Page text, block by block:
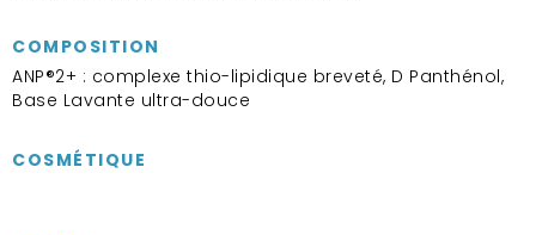
COMPOSITION
ANP®2+ : complexe thio-lipidique breveté, D Panthénol,
Base Lavante ultra-douce
COSMÉTIQUE